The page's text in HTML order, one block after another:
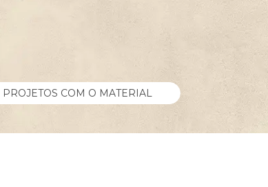
COM O MATERIAL